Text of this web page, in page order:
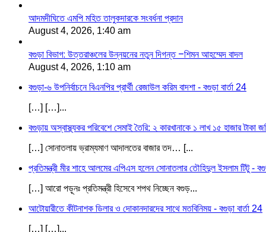
আদমদীঘিতে এমপি মহিত তালুকদারকে সংবর্ধনা প্রদান
August 4, 2026, 1:40 am
বগুড়া বিভাগ: উত্তরাঞ্চলের উন্নয়নের নতুন দিগন্ত –শিমন আহম্মেদ বাদল
August 4, 2026, 1:10 am
বগুড়া-৬ উপনির্বাচনে বিএনপির প্রার্থী রেজাউল করিম বাদশা - বগুড়া বার্তা 24
[…] […]...
বগুড়ায় অস্বাস্থ্যকর পরিবেশে সেমাই তৈরি: ২ কারখানাকে ১ লাখ ১৫ হাজার টাকা
[…] সোনাতলায় ভ্রাম্যমাণ আদালতের বাজার তদ… [...
প্রতিমন্ত্রী মীর শাহে আলমের এপিএস হলেন সোনাতলার তৌহিদুল ইসলাম টিটু -
[…] আরো পড়ূনঃ প্রতিমন্ত্রী হিসেবে শপথ নিচ্ছেন বগুড়...
আটোয়ারীতে কীটনাশক ডিলার ও দোকানদারদের সাথে মতবিনিময় - বগুড়া বার্তা 24
[…] […]...